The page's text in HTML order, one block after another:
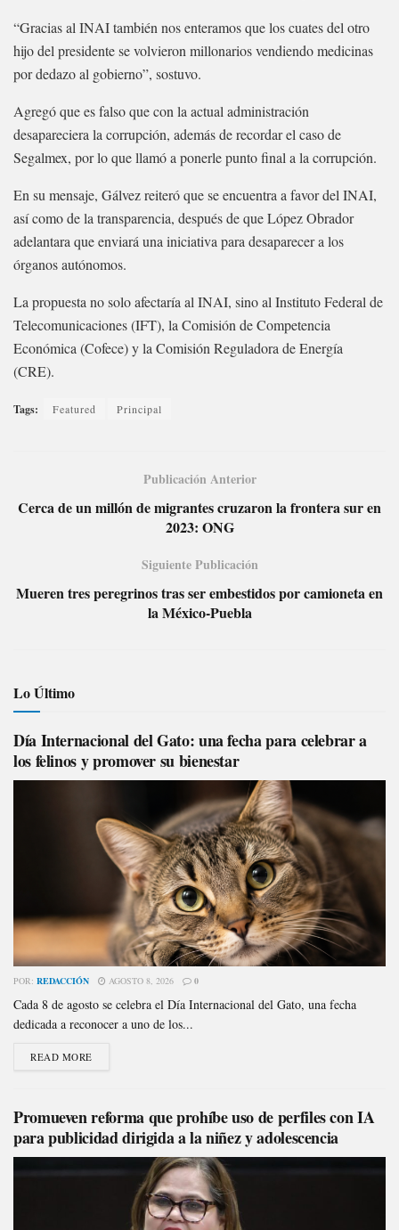
“Gracias al INAI también nos enteramos que los cuates del otro
hijo del presidente se volvieron millonarios vendiendo medicinas
por dedazo al gobierno”, sostuvo.
Agregó que es falso que con la actual administración
desapareciera la corrupción, además de recordar el caso de
Segalmex, por lo que llamó a ponerle punto final a la corrupción.
En su mensaje, Gálvez reiteró que se encuentra a favor del INAI,
así como de la transparencia, después de que López Obrador
adelantara que enviará una iniciativa para desaparecer a los
órganos autónomos.
La propuesta no solo afectaría al INAI, sino al Instituto Federal de
Telecomunicaciones (IFT), la Comisión de Competencia
Económica (Cofece) y la Comisión Reguladora de Energía
(CRE).
Tags: Featured Principal
Publicación Anterior
Cerca de un millón de migrantes cruzaron la frontera sur en
2023: ONG
Siguiente Publicación
Mueren tres peregrinos tras ser embestidos por camioneta en
la México-Puebla
Lo Último
Día Internacional del Gato: una fecha para celebrar a
los felinos y promover su bienestar
POR: REDACCIÓN AGOSTO 8, 2026 0
Cada 8 de agosto se celebra el Día Internacional del Gato, una fecha
dedicada a reconocer a uno de los...
READ MORE
Promueven reforma que prohíbe uso de perfiles con IA
para publicidad dirigida a la niñez y adolescencia